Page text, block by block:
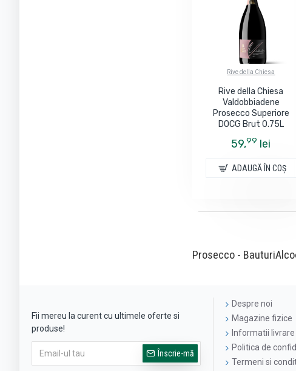
Rive della Chiesa
Rive della Chiesa
Valdobbiadene
Prosecco Superiore
DOCG Brut 0.75L
59,99 lei
ADAUGĂ ÎN COŞ
Prosecco -
Fii mereu la curent cu ultimele oferte si
produse!
Înscrie-mă
Despre noi
Magazine fizice
Informatii livrare
Politica de
Termeni si